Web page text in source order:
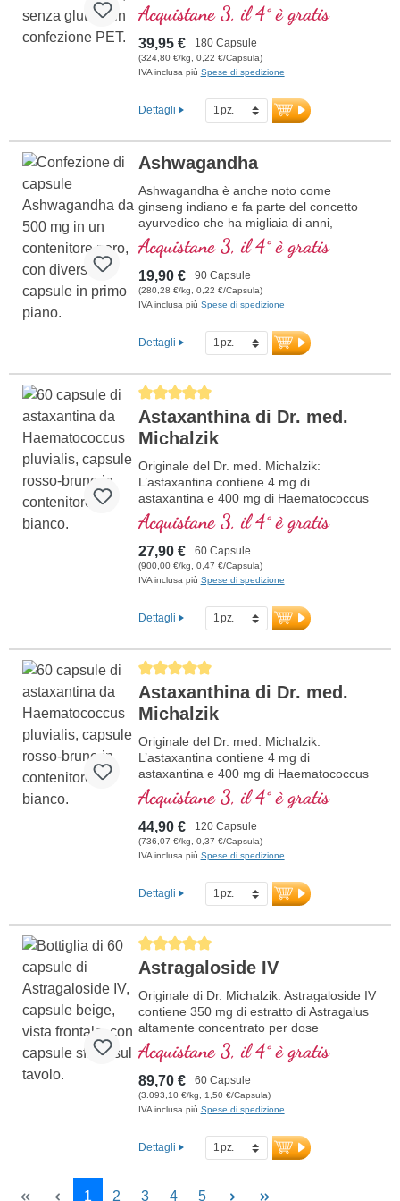
Acquistane 3, il 4° è gratis
39,95 € 180 Capsule
(324,80 €/kg, 0,22 €/Capsula)
IVA inclusa più Spese di spedizione
Dettagli
Ashwagandha
Ashwagandha è anche noto come
ginseng indiano e fa parte del concetto
ayurvedico che ha migliaia di anni,
contiene il 5% di witanolidi
Acquistane 3, il 4° è gratis
19,90 € 90 Capsule
(280,28 €/kg, 0,22 €/Capsula)
IVA inclusa più Spese di spedizione
Dettagli
Average rating of 5 out of 5 stars
Astaxanthina di Dr. med.
Michalzik
Originale del Dr. med. Michalzik:
L’astaxantina contiene 4 mg di
astaxantina e 400 mg di Haematococcus
pluvialis per dose giornaliera (1 capsula).
Questo estratto di alta qualità è ricco di
antiossidanti e privo di additivi. Il sigillo è
privo di alluminio.
sull’Astaxantina
Acquistane 3, il 4° è gratis
27,90 € 60 Capsule
(900,00 €/kg, 0,47 €/Capsula)
IVA inclusa più Spese di spedizione
Dettagli
Average rating of 5 out of 5 stars
Astaxanthina di Dr. med.
Michalzik
Originale del Dr. med. Michalzik:
L’astaxantina contiene 4 mg di
astaxantina e 400 mg di Haematococcus
pluvialis per dose giornaliera (1 capsula).
Questo estratto di alta qualità è ricco di
antiossidanti e privo di additivi. Il sigillo è
privo di alluminio.
sull’Astaxantina
Acquistane 3, il 4° è gratis
44,90 € 120 Capsule
(736,07 €/kg, 0,37 €/Capsula)
IVA inclusa più Spese di spedizione
Dettagli
Average rating of 5 out of 5 stars
Astragaloside IV
Originale di Dr. Michalzik: Astragaloside IV
contiene 350 mg di estratto di Astragalus
altamente concentrato per dose
giornaliera (1 capsula), di cui 50 mg di
Astragaloside IV puro. Questo estratto
concentrato 50 volte è derivato da
Astragalus membranaceus ed è ideale
per chi desidera migliorare naturalmente
ulteriori informazioni su
Acquistane 3, il 4° è gratis
89,70 € 60 Capsule
(3.093,10 €/kg, 1,50 €/Capsula)
IVA inclusa più Spese di spedizione
Dettagli
Page
1 Page
2 Page
3 Page
4 Page
5